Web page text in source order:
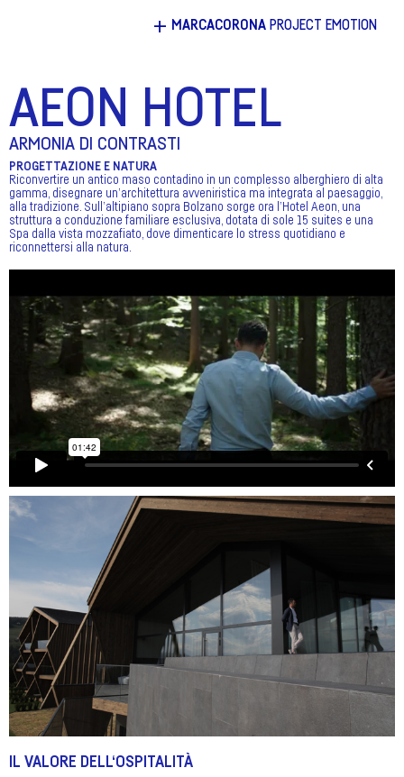
+ MARCACORONA PROJECT EMOTION
AEON HOTEL
ARMONIA DI CONTRASTI
PROGETTAZIONE E NATURA
Riconvertire un antico maso contadino in un complesso alberghiero di alta
gamma, disegnare un’architettura avveniristica ma integrata al paesaggio,
alla tradizione. Sull’altipiano sopra Bolzano sorge ora l’Hotel Aeon, una
struttura a conduzione familiare esclusiva, dotata di sole 15 suites e una
Spa dalla vista mozzafiato, dove dimenticare lo stress quotidiano e
riconnettersi alla natura.
IL VALORE DELL‘OSPITALITÀ